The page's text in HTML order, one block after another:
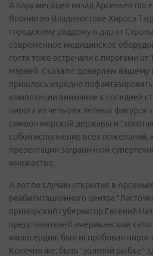
А пару месяцев назад Арсеньев
Японии во Владивостоке Хиросэ
городскому роддому в дар от
современное медицинское
гостя тоже встречали с пирогами
мэрией. Сказали: доверяем вашему
пришлось изрядно
композиции внимание к соседней
пирога из четырех лепных фигурок
символ морской державы и
собой исполнение всех пожеланий,
презентации заграничной
множество.
А вот по случаю открытия в
реабилитационного центра
приморский губернатор Евгений
представителей американской
милосердия, был испробован
Конечно же, быть “золотой рыбке”